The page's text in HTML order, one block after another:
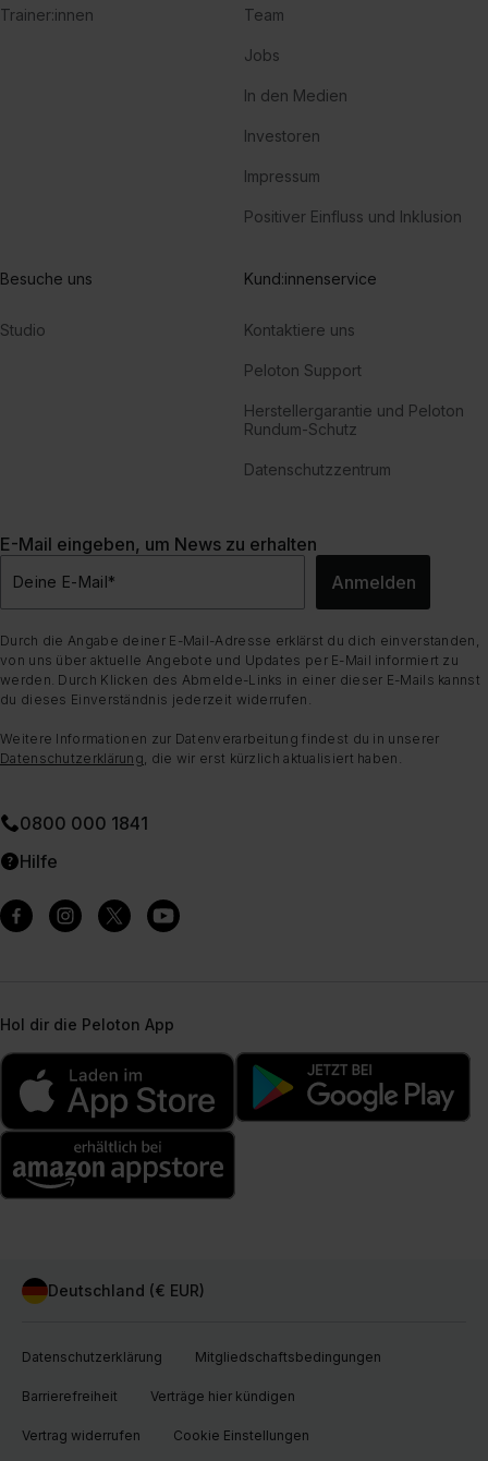
Trainer:innen Team
Jobs
In den Medien
Investoren
Impressum
Positiver Einfluss und Inklusion
Besuche uns
Studio
Kund:innenservice
Kontaktiere uns
Peloton Support
Herstellergarantie und Peloton
Rundum-Schutz
Datenschutzzentrum
E-Mail eingeben, um News zu erhalten
Deine E-Mail* Anmelden
Durch die Angabe deiner E-Mail-Adresse erklärst du dich einverstanden,
von uns über aktuelle Angebote und Updates per E-Mail informiert zu
werden. Durch Klicken des Abmelde-Links in einer dieser E-Mails kannst
du dieses Einverständnis jederzeit widerrufen.
Weitere Informationen zur Datenverarbeitung findest du in unserer
Datenschutzerklärung , die wir erst kürzlich aktualisiert haben.
0800 000 1841
Hilfe
Hol dir die Peloton App
Deutschland (€ EUR)
Datenschutzerklärung Mitgliedschaftsbedingungen
Barrierefreiheit Verträge hier kündigen
Vertrag widerrufen Cookie Einstellungen